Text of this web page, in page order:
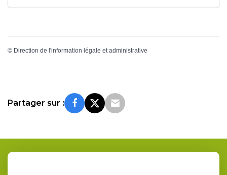
© Direction de l'information légale et administrative
Partager sur :